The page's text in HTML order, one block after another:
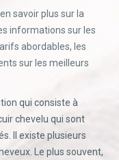
savoir plus sur la
informations sur les
abordables, les
sur les meilleurs
qui consiste à
chevelu qui sont
Il existe plusieurs
Le plus souvent,